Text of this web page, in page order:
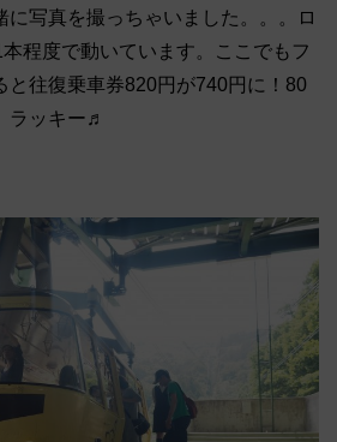
に写真を撮っちゃいました。。。ロ
程度で動いています。ここでもフ
と往復乗車券820円が740円に！80
ラッキー♬